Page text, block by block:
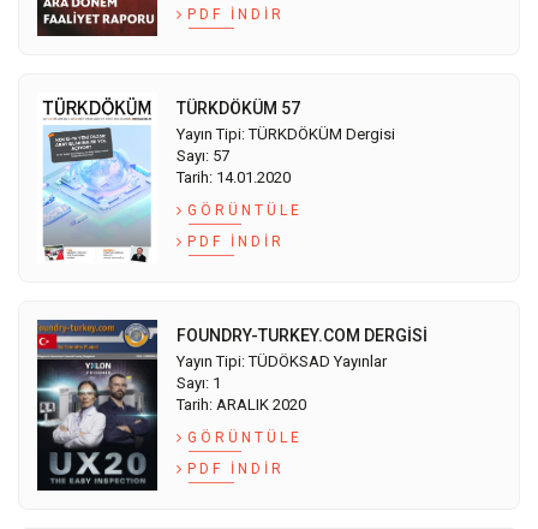
PDF İNDIR
TÜRKDÖKÜM 57
Yayın Tipi: TÜRKDÖKÜM Dergisi
Sayı: 57
Tarih: 14.01.2020
GÖRÜNTÜLE
PDF İNDIR
FOUNDRY-TURKEY.COM DERGİSİ
Yayın Tipi: TÜDÖKSAD Yayınlar
Sayı: 1
Tarih: ARALIK 2020
GÖRÜNTÜLE
PDF İNDIR